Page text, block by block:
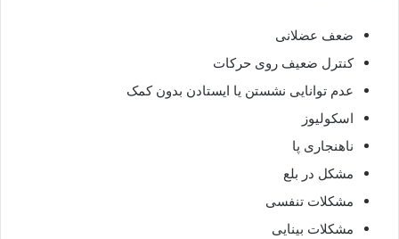
ضعف عضلانی
کنترل ضعیف روی حرکات
عدم توانایی نشستن یا ایستادن بدون کمک
اسکولیوز
ناهنجاری پا
مشکل در بلع
مشکلات تنفسی
مشکلات بینایی